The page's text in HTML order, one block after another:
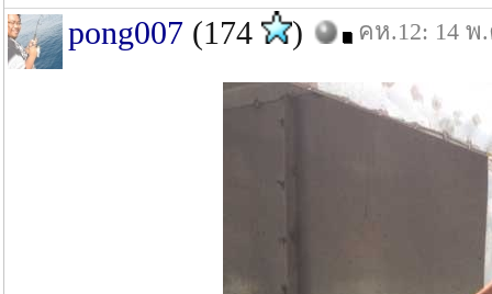
pong007 (174 ) คห.12: 14 พ